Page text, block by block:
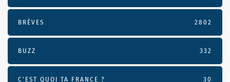
BRÈVES 2802
BUZZ 332
C'EST QUOI TA FRANCE ? 30